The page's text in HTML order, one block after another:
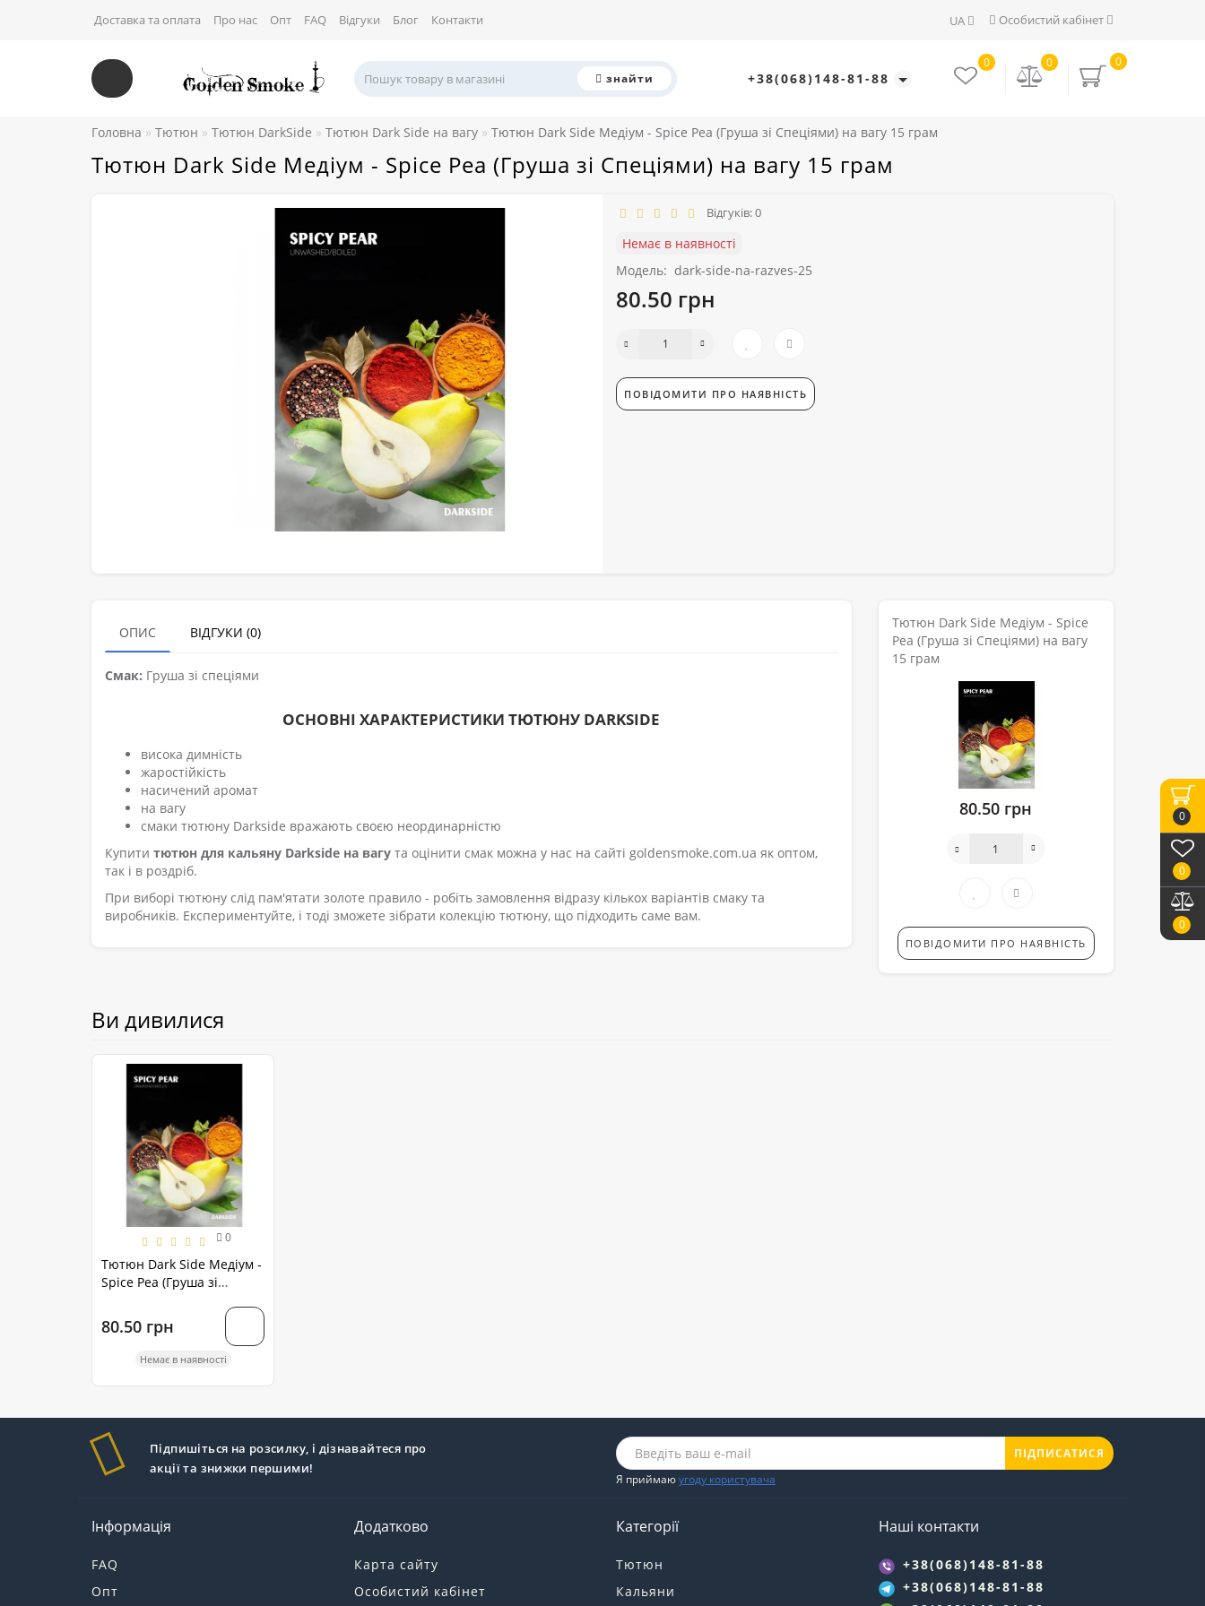
0
0
0
Особистий кабінет
UA
Доставка та оплата Про нас Опт FAQ Відгуки Блог Контакти
знайти +38(068)148-81-88
0
0
0
Головна Тютюн Тютюн DarkSide Тютюн Dark Side на вагу Тютюн Dark Side Медіум - Spice Pea (Груша зі Спеціями) на вагу 15 грам
Тютюн Dark Side Медіум - Spice Pea (Груша зі Спеціями) на вагу 15 грам
Відгуків: 0
Немає в наявності
Модель: dark-side-na-razves-25
80.50 грн
ПОВІДОМИТИ ПРО НАЯВНІСТЬ
ОПИС ВІДГУКИ (0)
Смак: Груша зі спеціями
ОСНОВНІ ХАРАКТЕРИСТИКИ ТЮТЮНУ DARKSIDE
висока димність
жаростійкість
насичений аромат
на вагу
смаки тютюну Darkside вражають своєю неординарністю
Купити тютюн для кальяну Darkside на вагу та оцінити смак можна у нас на сайті goldensmoke.com.ua як оптом,
так і в роздріб.
При виборі тютюну слід пам'ятати золоте правило - робіть замовлення відразу кількох варіантів смаку та
виробників. Експериментуйте, і тоді зможете зібрати колекцію тютюну, що підходить саме вам.
Тютюн Dark Side Медіум - Spice
Pea (Груша зі Спеціями) на вагу
15 грам
80.50 грн
ПОВІДОМИТИ ПРО НАЯВНІСТЬ
Ви дивилися
0
Тютюн Dark Side Медіум -
Spice Pea (Груша зі
80.50 грн
Немає в наявності
Підпишіться на розсилку, і дізнавайтеся про
акції та знижки першими!
ПІДПИСАТИСЯ
Я приймаюугоду користувача
Інформація
FAQ
Опт
Додатково
Карта сайту
Особистий кабінет
Категорії
Тютюн
Кальяни
Наші контакти
+38(068)148-81-88
+38(068)148-81-88